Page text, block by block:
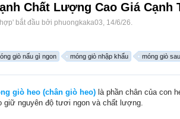
Chất Lượng Cao Giá Cạnh
' bắt đầu bởi phuongkaka03, 14/6/26.
giò nấu gì ngon móng giò nhập khẩu móng giò sau
giò heo (chân giò heo) là phần chân của con
giữ nguyên độ tươi ngon và chất lượng.